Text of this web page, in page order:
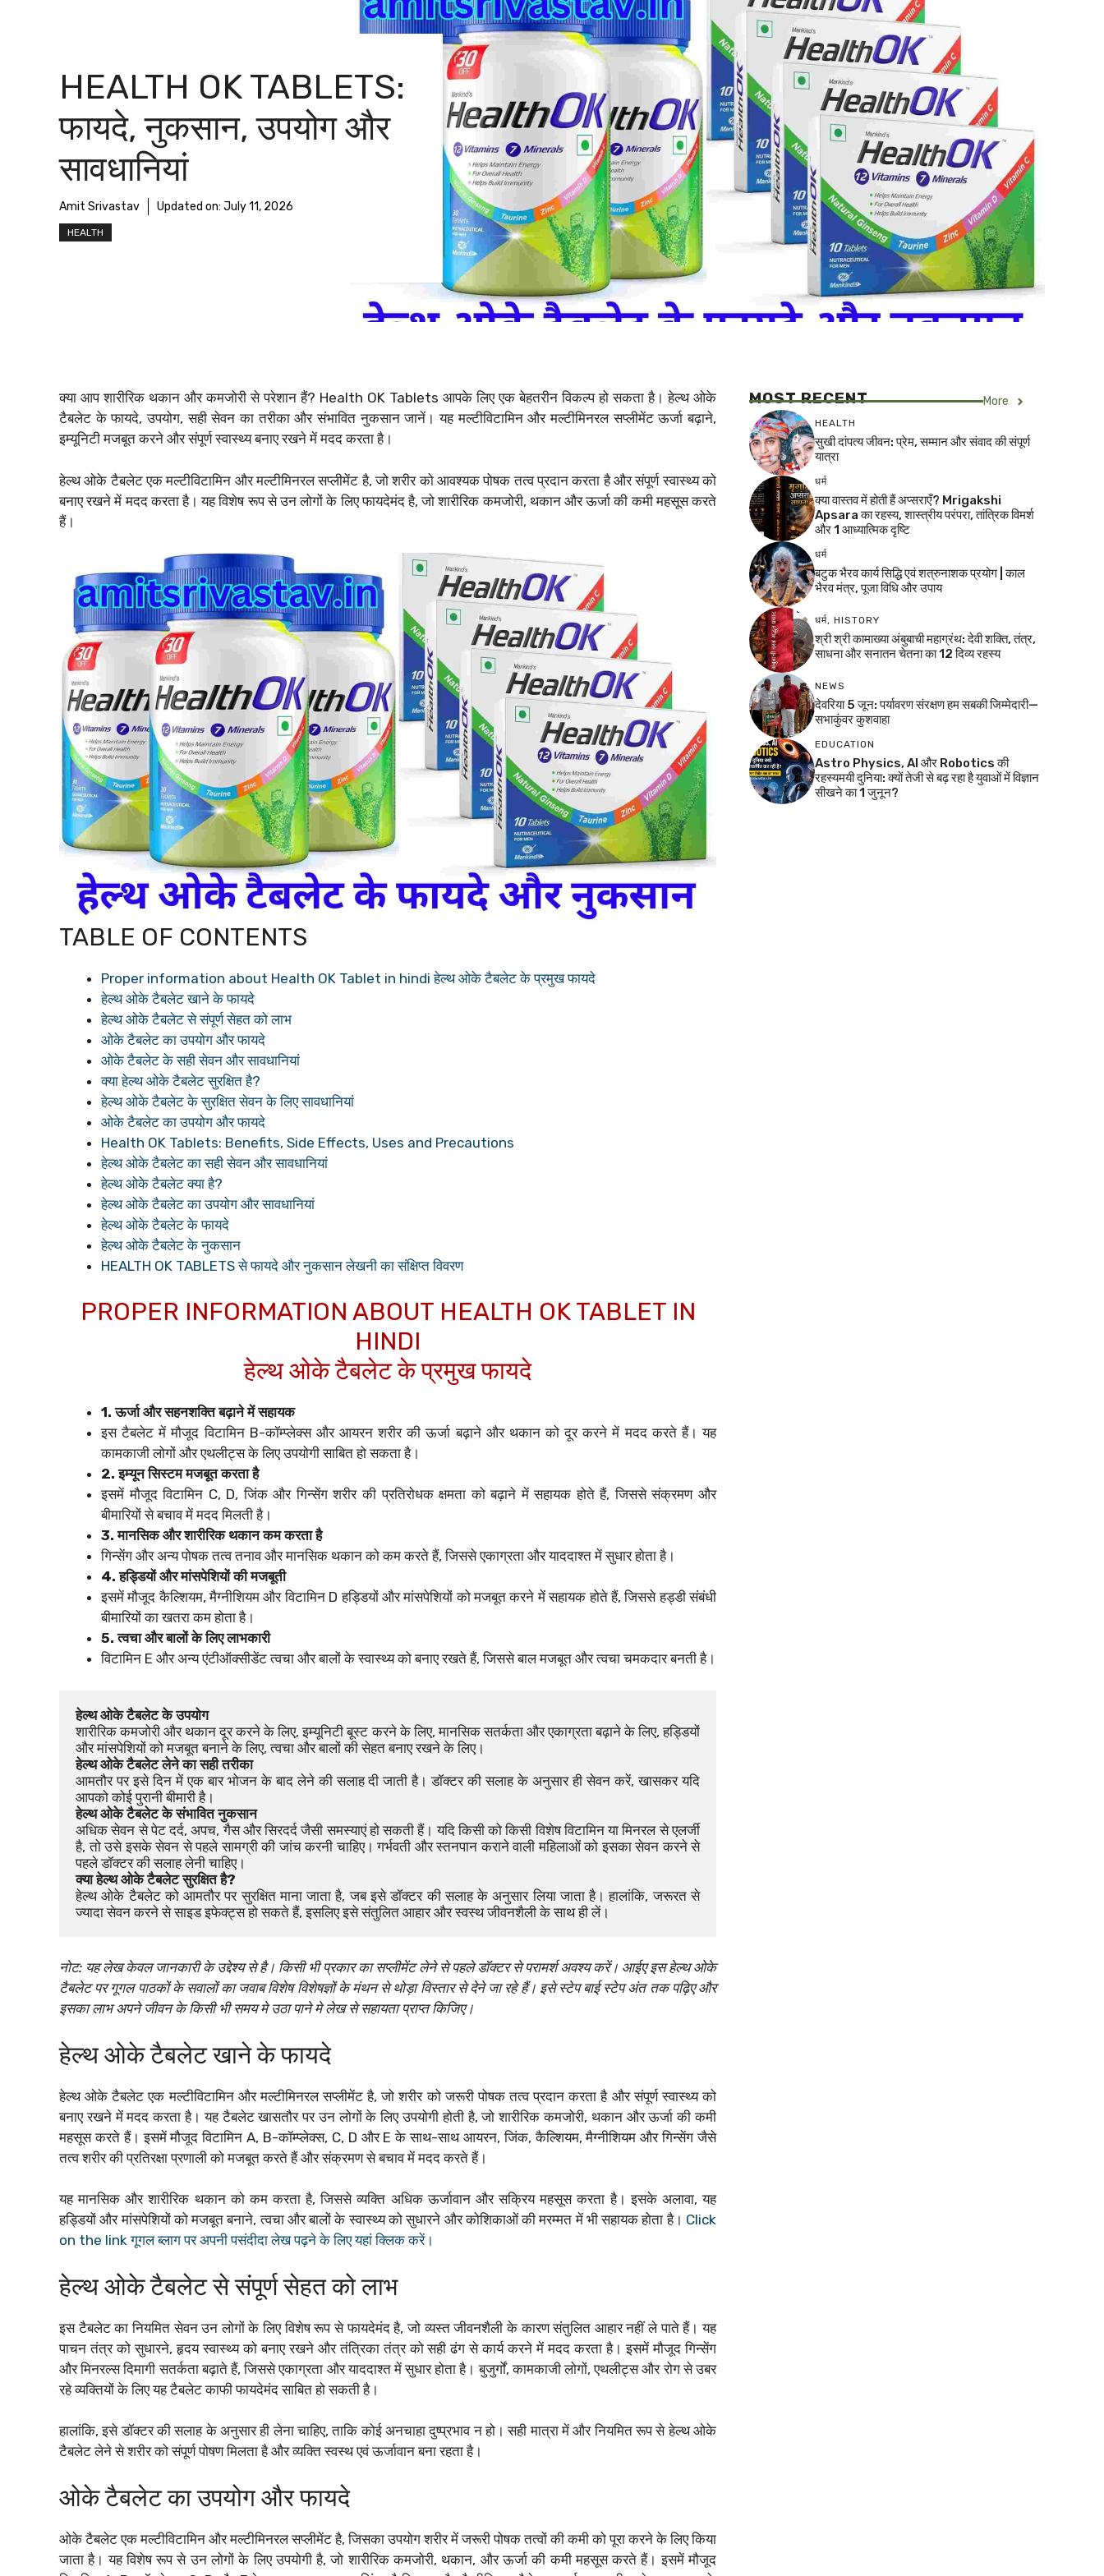
HEALTH OK TABLETS:
फायदे, नुकसान, उपयोग और
सावधानियां
Amit Srivastav Updated on: July 11, 2026
HEALTH
क्या आप शारीरिक थकान और कमजोरी से परेशान हैं? Health OK Tablets आपके लिए एक बेहतरीन विकल्प हो सकता है। हेल्थ ओके
टैबलेट के फायदे, उपयोग, सही सेवन का तरीका और संभावित नुकसान जानें। यह मल्टीविटामिन और मल्टीमिनरल सप्लीमेंट ऊर्जा बढ़ाने,
इम्यूनिटी मजबूत करने और संपूर्ण स्वास्थ्य बनाए रखने में मदद करता है।
हेल्थ ओके टैबलेट एक मल्टीविटामिन और मल्टीमिनरल सप्लीमेंट है, जो शरीर को आवश्यक पोषक तत्व प्रदान करता है और संपूर्ण स्वास्थ्य को
बनाए रखने में मदद करता है। यह विशेष रूप से उन लोगों के लिए फायदेमंद है, जो शारीरिक कमजोरी, थकान और ऊर्जा की कमी महसूस करते
हैं।
TABLE OF CONTENTS
Proper information about Health OK Tablet in hindi हेल्थ ओके टैबलेट के प्रमुख फायदे
हेल्थ ओके टैबलेट खाने के फायदे
हेल्थ ओके टैबलेट से संपूर्ण सेहत को लाभ
ओके टैबलेट का उपयोग और फायदे
ओके टैबलेट के सही सेवन और सावधानियां
क्या हेल्थ ओके टैबलेट सुरक्षित है?
हेल्थ ओके टैबलेट के सुरक्षित सेवन के लिए सावधानियां
ओके टैबलेट का उपयोग और फायदे
Health OK Tablets: Benefits, Side Effects, Uses and Precautions
हेल्थ ओके टैबलेट का सही सेवन और सावधानियां
हेल्थ ओके टैबलेट क्या है?
हेल्थ ओके टैबलेट का उपयोग और सावधानियां
हेल्थ ओके टैबलेट के फायदे
हेल्थ ओके टैबलेट के नुकसान
HEALTH OK TABLETS से फायदे और नुकसान लेखनी का संक्षिप्त विवरण
PROPER INFORMATION ABOUT HEALTH OK TABLET IN
HINDI
हेल्थ ओके टैबलेट के प्रमुख फायदे
1. ऊर्जा और सहनशक्ति बढ़ाने में सहायक
इस टैबलेट में मौजूद विटामिन B-कॉम्प्लेक्स और आयरन शरीर की ऊर्जा बढ़ाने और थकान को दूर करने में मदद करते हैं। यह
कामकाजी लोगों और एथलीट्स के लिए उपयोगी साबित हो सकता है।
2. इम्यून सिस्टम मजबूत करता है
इसमें मौजूद विटामिन C, D, जिंक और गिन्सेंग शरीर की प्रतिरोधक क्षमता को बढ़ाने में सहायक होते हैं, जिससे संक्रमण और
बीमारियों से बचाव में मदद मिलती है।
3. मानसिक और शारीरिक थकान कम करता है
गिन्सेंग और अन्य पोषक तत्व तनाव और मानसिक थकान को कम करते हैं, जिससे एकाग्रता और याददाश्त में सुधार होता है।
4. हड्डियों और मांसपेशियों की मजबूती
इसमें मौजूद कैल्शियम, मैग्नीशियम और विटामिन D हड्डियों और मांसपेशियों को मजबूत करने में सहायक होते हैं, जिससे हड्डी संबंधी
बीमारियों का खतरा कम होता है।
5. त्वचा और बालों के लिए लाभकारी
विटामिन E और अन्य एंटीऑक्सीडेंट त्वचा और बालों के स्वास्थ्य को बनाए रखते हैं, जिससे बाल मजबूत और त्वचा चमकदार बनती है।
हेल्थ ओके टैबलेट के उपयोग
शारीरिक कमजोरी और थकान दूर करने के लिए, इम्यूनिटी बूस्ट करने के लिए, मानसिक सतर्कता और एकाग्रता बढ़ाने के लिए, हड्डियों
और मांसपेशियों को मजबूत बनाने के लिए, त्वचा और बालों की सेहत बनाए रखने के लिए।
हेल्थ ओके टैबलेट लेने का सही तरीका
आमतौर पर इसे दिन में एक बार भोजन के बाद लेने की सलाह दी जाती है। डॉक्टर की सलाह के अनुसार ही सेवन करें, खासकर यदि
आपको कोई पुरानी बीमारी है।
हेल्थ ओके टैबलेट के संभावित नुकसान
अधिक सेवन से पेट दर्द, अपच, गैस और सिरदर्द जैसी समस्याएं हो सकती हैं। यदि किसी को किसी विशेष विटामिन या मिनरल से एलर्जी
है, तो उसे इसके सेवन से पहले सामग्री की जांच करनी चाहिए। गर्भवती और स्तनपान कराने वाली महिलाओं को इसका सेवन करने से
पहले डॉक्टर की सलाह लेनी चाहिए।
क्या हेल्थ ओके टैबलेट सुरक्षित है?
हेल्थ ओके टैबलेट को आमतौर पर सुरक्षित माना जाता है, जब इसे डॉक्टर की सलाह के अनुसार लिया जाता है। हालांकि, जरूरत से
ज्यादा सेवन करने से साइड इफेक्ट्स हो सकते हैं, इसलिए इसे संतुलित आहार और स्वस्थ जीवनशैली के साथ ही लें।
नोट: यह लेख केवल जानकारी के उद्देश्य से है। किसी भी प्रकार का सप्लीमेंट लेने से पहले डॉक्टर से परामर्श अवश्य करें। आईए इस हेल्थ ओके
टैबलेट पर गूगल पाठकों के सवालों का जवाब विशेष विशेषज्ञों के मंथन से थोड़ा विस्तार से देने जा रहे हैं। इसे स्टेप बाई स्टेप अंत तक पढ़िए और
इसका लाभ अपने जीवन के किसी भी समय मे उठा पाने मे लेख से सहायता प्राप्त किजिए।
हेल्थ ओके टैबलेट खाने के फायदे
हेल्थ ओके टैबलेट एक मल्टीविटामिन और मल्टीमिनरल सप्लीमेंट है, जो शरीर को जरूरी पोषक तत्व प्रदान करता है और संपूर्ण स्वास्थ्य को
बनाए रखने में मदद करता है। यह टैबलेट खासतौर पर उन लोगों के लिए उपयोगी होती है, जो शारीरिक कमजोरी, थकान और ऊर्जा की कमी
महसूस करते हैं। इसमें मौजूद विटामिन A, B-कॉम्प्लेक्स, C, D और E के साथ-साथ आयरन, जिंक, कैल्शियम, मैग्नीशियम और गिन्सेंग जैसे
तत्व शरीर की प्रतिरक्षा प्रणाली को मजबूत करते हैं और संक्रमण से बचाव में मदद करते हैं।
यह मानसिक और शारीरिक थकान को कम करता है, जिससे व्यक्ति अधिक ऊर्जावान और सक्रिय महसूस करता है। इसके अलावा, यह
हड्डियों और मांसपेशियों को मजबूत बनाने, त्वचा और बालों के स्वास्थ्य को सुधारने और कोशिकाओं की मरम्मत में भी सहायक होता है। Click
on the link गूगल ब्लाग पर अपनी पसंदीदा लेख पढ़ने के लिए यहां क्लिक करें।
हेल्थ ओके टैबलेट से संपूर्ण सेहत को लाभ
इस टैबलेट का नियमित सेवन उन लोगों के लिए विशेष रूप से फायदेमंद है, जो व्यस्त जीवनशैली के कारण संतुलित आहार नहीं ले पाते हैं। यह
पाचन तंत्र को सुधारने, हृदय स्वास्थ्य को बनाए रखने और तंत्रिका तंत्र को सही ढंग से कार्य करने में मदद करता है। इसमें मौजूद गिन्सेंग
और मिनरल्स दिमागी सतर्कता बढ़ाते हैं, जिससे एकाग्रता और याददाश्त में सुधार होता है। बुजुर्गों, कामकाजी लोगों, एथलीट्स और रोग से उबर
रहे व्यक्तियों के लिए यह टैबलेट काफी फायदेमंद साबित हो सकती है।
हालांकि, इसे डॉक्टर की सलाह के अनुसार ही लेना चाहिए, ताकि कोई अनचाहा दुष्प्रभाव न हो। सही मात्रा में और नियमित रूप से हेल्थ ओके
टैबलेट लेने से शरीर को संपूर्ण पोषण मिलता है और व्यक्ति स्वस्थ एवं ऊर्जावान बना रहता है।
ओके टैबलेट का उपयोग और फायदे
ओके टैबलेट एक मल्टीविटामिन और मल्टीमिनरल सप्लीमेंट है, जिसका उपयोग शरीर में जरूरी पोषक तत्वों की कमी को पूरा करने के लिए किया
जाता है। यह विशेष रूप से उन लोगों के लिए उपयोगी है, जो शारीरिक कमजोरी, थकान, और ऊर्जा की कमी महसूस करते हैं। इसमें मौजूद
MOST RECENT More
HEALTH
सुखी दांपत्य जीवन: प्रेम, सम्मान और संवाद की संपूर्ण
यात्रा
धर्म
क्या वास्तव में होती हैं अप्सराएँ? Mrigakshi
Apsara का रहस्य, शास्त्रीय परंपरा, तांत्रिक विमर्श
और 1 आध्यात्मिक दृष्टि
धर्म
बटुक भैरव कार्य सिद्धि एवं शत्रुनाशक प्रयोग | काल
भैरव मंत्र, पूजा विधि और उपाय
धर्म, HISTORY
श्री श्री कामाख्या अंबुबाची महाग्रंथ: देवी शक्ति, तंत्र,
साधना और सनातन चेतना का 12 दिव्य रहस्य
NEWS
देवरिया 5 जून: पर्यावरण संरक्षण हम सबकी जिम्मेदारी—
सभाकुंवर कुशवाहा
EDUCATION
Astro Physics, AI और Robotics की
रहस्यमयी दुनिया: क्यों तेजी से बढ़ रहा है युवाओं में विज्ञान
सीखने का 1 जुनून?